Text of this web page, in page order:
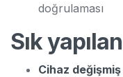
doğrulaması
Sık
Cihaz